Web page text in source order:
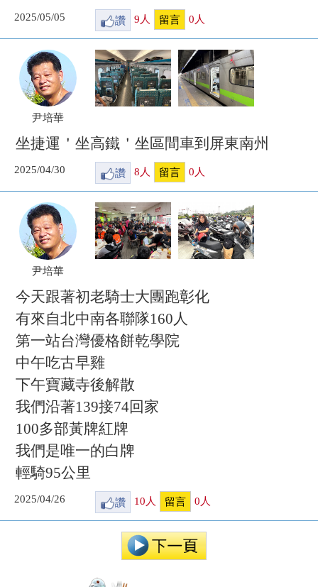
2025/05/05 讚 9 人 留言 0 人
尹培華
坐捷運＇坐高鐵＇坐區間車到屏東南州
2025/04/30 讚 8 人 留言 0 人
尹培華
今天跟著初老騎士大團跑彰化
有來自北中南各聯隊160人
第一站台灣優格餅乾學院
中午吃古早雞
下午寶藏寺後解散
我們沿著139接74回家
100多部黃牌紅牌
我們是唯一的白牌
輕騎95公里
2025/04/26 讚 10 人 留言 0 人